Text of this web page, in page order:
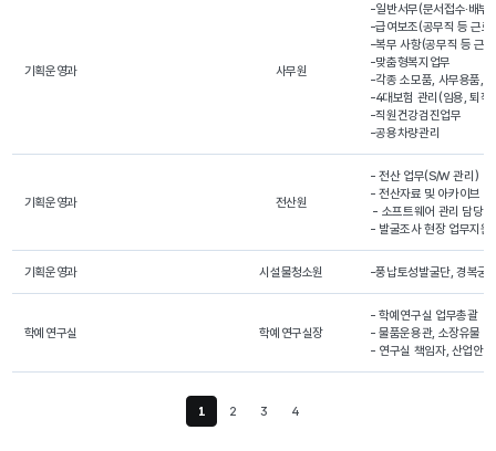
기획운영과 사무원
-일반서무(문서접수·배부
-급여보조(공무직 등 근로
-복무 사항(공무직 등 근
-맞춤형복지업무
-각종 소모품, 사무용품,
-4대보험 관리(임용, 퇴직
-직원건강검진업무
-공용차량관리
기획운영과 전산원
- 전산 업무(S/W 관리)
- 전산자료 및 아카이브
- 발굴조사 현장 업무지
기획운영과 시설물청소원 -풍납토성발굴단, 경복궁
학예연구실 학예연구실장
- 학예연구실 업무총괄
- 물품운용관, 소장유물
- 연구실 책임자, 산업안
1현재 페이지
2 3 4